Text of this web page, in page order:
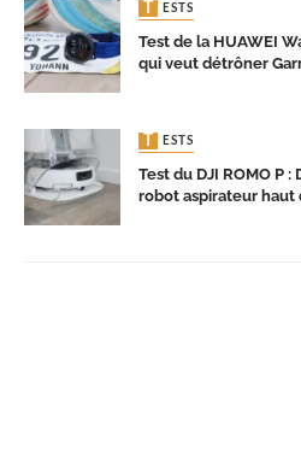
TESTS
Test de la HUAWEI
qui veut détrôner
TESTS
Test du DJI ROMO P
robot aspirateur haut